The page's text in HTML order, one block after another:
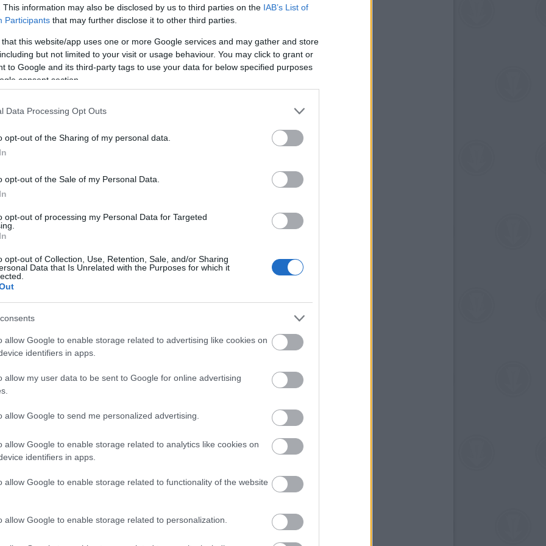
This information may also be disclosed by us to third parties on the IAB’s List of
Participants that may further disclose it to other third parties.
that this website/app uses one or more Google services and may gather and store
but not limited to your visit or usage behaviour. You may click to grant or
to Google and its third-party tags to use your data for below specified purposes
consent section.
Data Processing Opt Outs
opt-out of the Sharing of my personal data.
opt-out of the Sale of my Personal Data.
opt-out of processing my Personal Data for Targeted
opt-out of Collection, Use, Retention, Sale, and/or Sharing
Data that Is Unrelated with the Purposes for which it
allow Google to enable storage related to advertising like cookies on
identifiers in apps.
allow my user data to be sent to Google for online advertising
allow Google to send me personalized advertising.
allow Google to enable storage related to analytics like cookies on
identifiers in apps.
allow Google to enable storage related to functionality of the website
allow Google to enable storage related to personalization.
fotója (Forrás: telegraph.co.uk)
és az eset végül meglepő felfedezéssel
eredeti fotókat, és mikor részletesen
hogy a két gleccserfotó ugyanazon a
egy apró különbséget észre lehet venni: más
a két exponálás közt továbbhaladt. Ez azt
hajón volt, ugyanabban az időben, és csaknem
különbséggel.
Elfeldt fotója közt gif-en ábrázolva: